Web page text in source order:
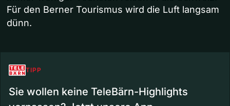
Für den Berner Tourismus wird die Luft langsam
dünn.
TIPP
Sie wollen keine TeleBärn-Highlights